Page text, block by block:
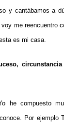
y cantábamos a
me reencuentro
es mi casa.
he compuesto
Por ejemplo